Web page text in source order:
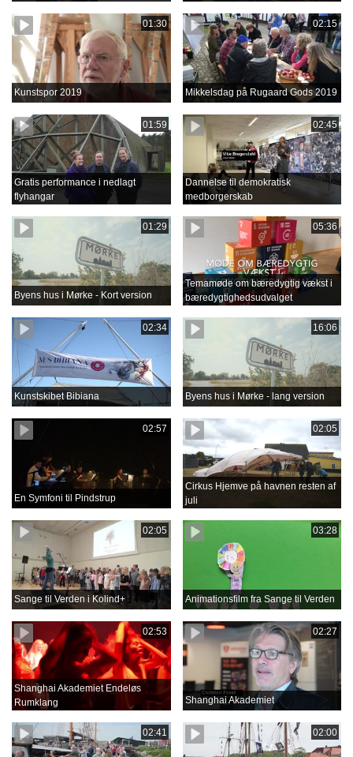
01:30
Kunstspor 2019
02:15
Mikkelsdag på Rugaard Gods 2019
01:59
Gratis performance i nedlagt
flyhangar
02:45
Dannelse til demokratisk
medborgerskab
01:29
Byens hus i Mørke - Kort version
05:36
Temamøde om bæredygtig vækst i
bæredygtighedsudvalget
02:34
Kunstskibet Bibiana
16:06
Byens hus i Mørke - lang version
02:57
En Symfoni til Pindstrup
02:05
Cirkus Hjemve på havnen resten af
juli
02:05
Sange til Verden i Kolind+
03:28
Animationsfilm fra Sange til Verden
02:53
Shanghai Akademiet Endeløs
Rumklang
02:27
Shanghai Akademiet
02:41 02:00